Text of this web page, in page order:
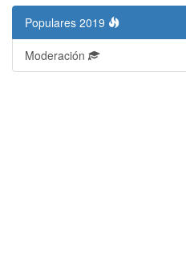
Populares 2019
Moderación